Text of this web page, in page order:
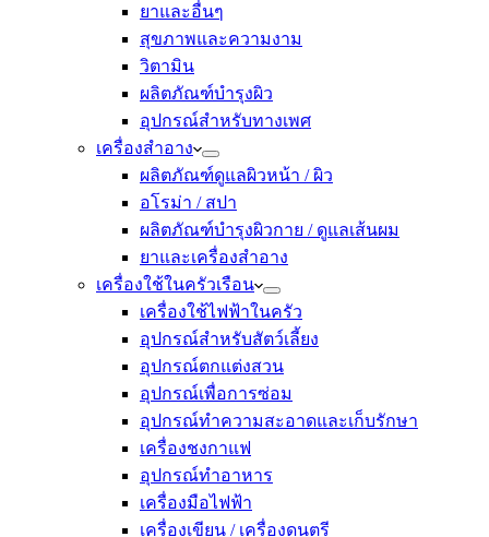
ยาและอื่นๆ
สุขภาพและความงาม
วิตามิน
ผลิตภัณฑ์บำรุงผิว
อุปกรณ์สำหรับทางเพศ
เครื่องสำอาง
ผลิตภัณฑ์ดูแลผิวหน้า / ผิว
อโรม่า / สปา
ผลิตภัณฑ์บำรุงผิวกาย / ดูแลเส้นผม
ยาและเครื่องสำอาง
เครื่องใช้ในครัวเรือน
เครื่องใช้ไฟฟ้าในครัว
อุปกรณ์สำหรับสัตว์เลี้ยง
อุปกรณ์ตกแต่งสวน
อุปกรณ์เพื่อการซ่อม
อุปกรณ์ทำความสะอาดและเก็บรักษา
เครื่องชงกาแฟ
อุปกรณ์ทำอาหาร
เครื่องมือไฟฟ้า
เครื่องเขียน / เครื่องดนตรี